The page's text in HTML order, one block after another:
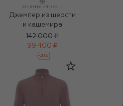
Джемпер из шерсти
и кашемира
142 000 ₽
99 400 ₽
-30%